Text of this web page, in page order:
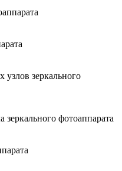
узлов зеркального
зеркального фотоаппарата